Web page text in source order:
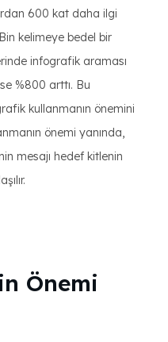
600 kat daha ilgi
kelimeye bedel bir
infografik araması
%800 arttı. Bu
kullanmanın önemini
önemi yanında,
mesajı hedef kitlenin
Önemi